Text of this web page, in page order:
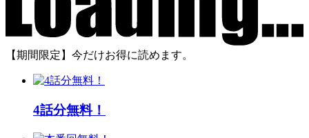
【期間限定】今だけお得に読めます。
4話分無料！